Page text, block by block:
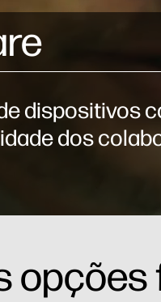
dispositivos
dos
opções